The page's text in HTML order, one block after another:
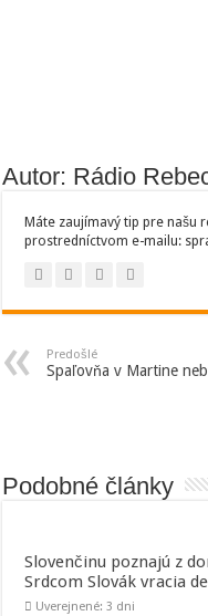
Autor: Rádio
Máte zaujímavý tip pre našu
prostredníctvom e-mailu:
Predošlé
Spaľovňa v Martine
Podobné články
Slovenčinu poznajú z
Srdcom Slovák vracia
Uverejnené: 3 dni